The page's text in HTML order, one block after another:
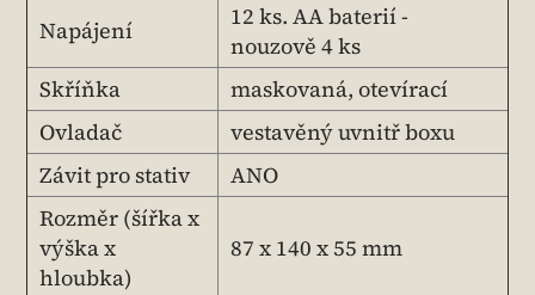
Napájení
12 ks. AA baterií -
nouzově 4 ks
Skříňka
maskovaná, otevírací
Ovladač
vestavěný uvnitř boxu
Závit pro stativ
ANO
Rozměr (šířka x
výška x
hloubka)
87 x 140 x 55 mm